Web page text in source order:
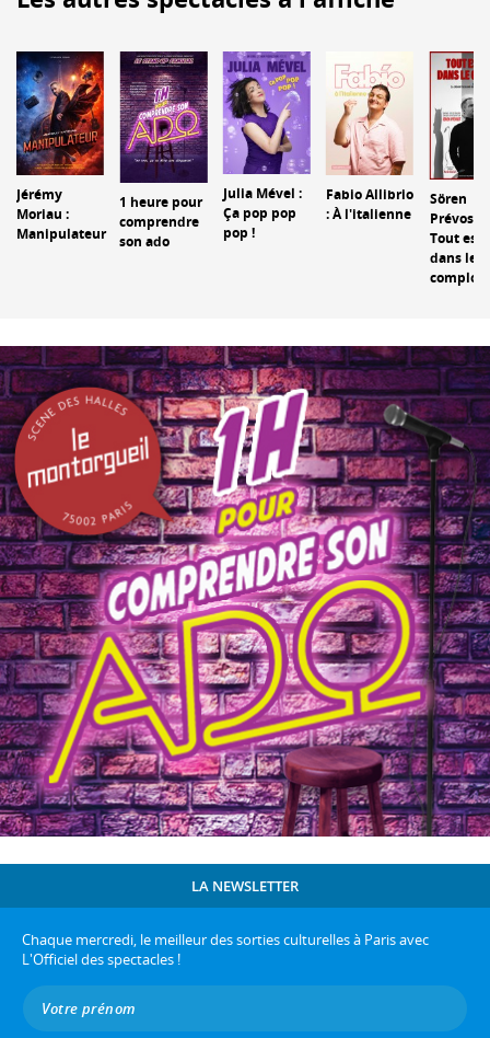
Jérémy
Moriau :
Manipulateur
1 heure pour
comprendre
son ado
Julia Mével :
Ça pop pop
pop !
Fabio Allibrio
: À l'italienne
Sören
Prévost :
Tout est
dans le
complot
LA NEWSLETTER
Chaque mercredi, le meilleur des sorties culturelles à Paris avec
L'Officiel des spectacles !